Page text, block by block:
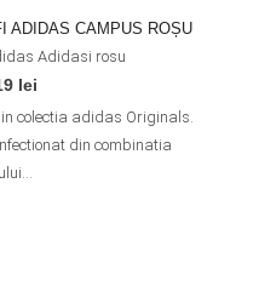
ADIDAS CAMPUS ROȘU
Adidasi rosu
lei
colectia adidas Originals.
din combinatia